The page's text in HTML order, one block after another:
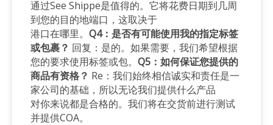
通过See Shippe是值得的。它将花费日期到几周
到您的目的地端口，这取决于
港口在哪里。 Q4：是否有可能使用我的指定标签
或包裹？ 回复：是的。如果需要，我们希望根据
您的要求使用标签或包。 Q5：如何保证您提供的
商品有资格？ Re：我们始终相信诚实和责任是一
家公司的基础，所以无论我们提供什么产品
对你来说都是合格的。我们将在交货前进行测试
并提供COA。